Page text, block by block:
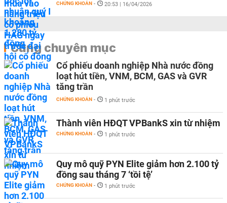
CHỨNG KHOÁN - 20:53 | 16/04/2026
Cùng chuyên mục
Cổ phiếu doanh nghiệp Nhà nước đồng
loạt hút tiền, VNM, BCM, GAS và GVR
tăng trần
CHỨNG KHOÁN - 1 phút trước
Thành viên HĐQT VPBankS xin từ nhiệm
CHỨNG KHOÁN - 1 phút trước
Quy mô quỹ PYN Elite giảm hơn 2.100 tỷ
đồng sau tháng 7 ‘tồi tệ’
CHỨNG KHOÁN - 1 phút trước